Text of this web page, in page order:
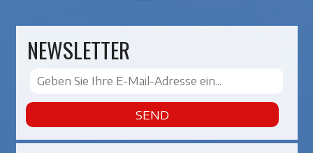
NEWSLETTER
SEND